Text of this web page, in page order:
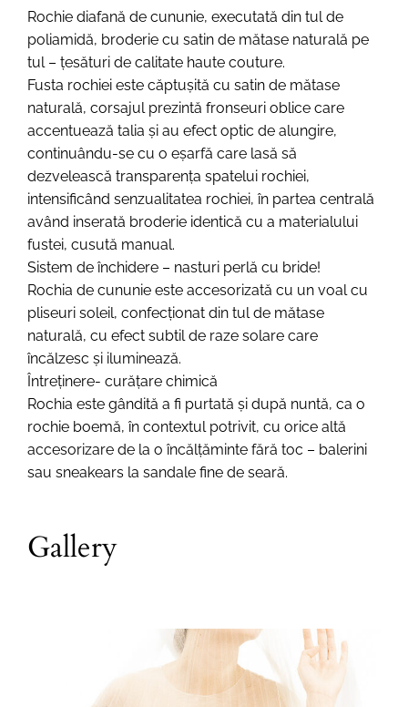
Rochie diafană de cununie, executată din tul de
poliamidă, broderie cu satin de mătase naturală pe
tul – țesături de calitate haute couture.
Fusta rochiei este căptușită cu satin de mătase
naturală, corsajul prezintă fronseuri oblice care
accentuează talia și au efect optic de alungire,
continuându-se cu o eșarfă care lasă să
dezvelească transparența spatelui rochiei,
intensificând senzualitatea rochiei, în partea centrală
având inserată broderie identică cu a materialului
fustei, cusută manual.
Sistem de închidere – nasturi perlă cu bride!
Rochia de cununie este accesorizată cu un voal cu
pliseuri soleil, confecționat din tul de mătase
naturală, cu efect subtil de raze solare care
încălzesc și iluminează.
Întreținere- curățare chimică
Rochia este gândită a fi purtată și după nuntă, ca o
rochie boemă, în contextul potrivit, cu orice altă
accesorizare de la o încălțăminte fără toc – balerini
sau sneakears la sandale fine de seară.
Gallery